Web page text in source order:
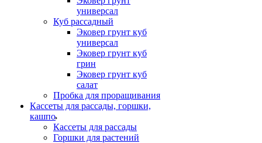
универсал
Куб рассадный
Эковер грунт куб
универсал
Эковер грунт куб
грин
Эковер грунт куб
салат
Пробка для проращивания
Кассеты для рассады, горшки,
кашпо
Кассеты для рассады
Горшки для растений